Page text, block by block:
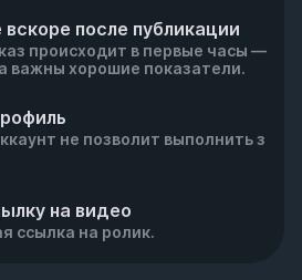
вскоре после публикации
происходит в первые часы —
важны хорошие показатели.
не позволит выполнить з
на видео
ссылка на ролик.